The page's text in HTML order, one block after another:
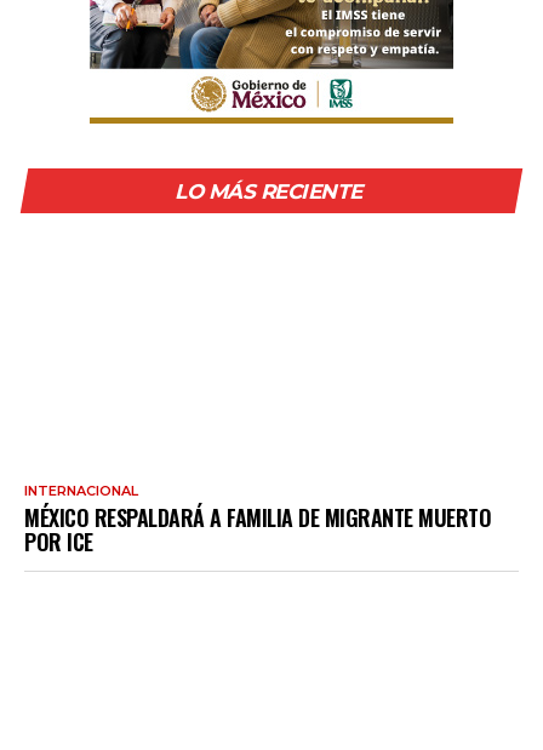
LO MÁS RECIENTE
INTERNACIONAL
MÉXICO RESPALDARÁ A FAMILIA DE MIGRANTE MUERTO
POR ICE